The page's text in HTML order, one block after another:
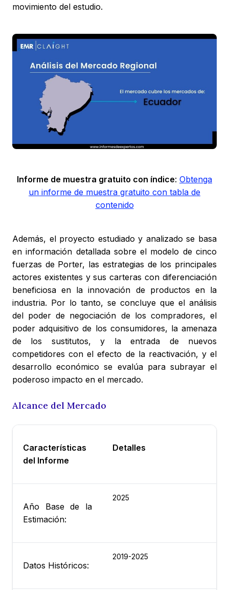
movimiento del estudio.
Informe de muestra gratuito con índice: Obtenga
un informe de muestra gratuito con tabla de
contenido
Además, el proyecto estudiado y analizado se basa
en información detallada sobre el modelo de cinco
fuerzas de Porter, las estrategias de los principales
actores existentes y sus carteras con diferenciación
beneficiosa en la innovación de productos en la
industria. Por lo tanto, se concluye que el análisis
del poder de negociación de los compradores, el
poder adquisitivo de los consumidores, la amenaza
de los sustitutos, y la entrada de nuevos
competidores con el efecto de la reactivación, y el
desarrollo económico se evalúa para subrayar el
poderoso impacto en el mercado.
Alcance del Mercado
Características
del Informe
Detalles
Año Base de la
Estimación:
2025
Datos Históricos:
2019-2025